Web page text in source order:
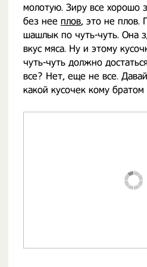
молотую. Зиру все хорошо
без нее плов, это не плов.
шашлык по чуть-чуть. Она
вкус мяса. Ну и этому
чуть-чуть должно
все? Нет, еще не все.
какой кусочек кому братом